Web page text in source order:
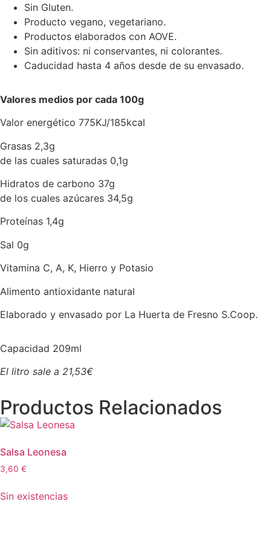
Sin Gluten.
Producto vegano, vegetariano.
Productos elaborados con AOVE.
Sin aditivos: ni conservantes, ni colorantes.
Caducidad hasta 4 años desde de su envasado.
Valores medios por cada 100g
Valor energético 775KJ/185kcal
Grasas 2,3g
de las cuales saturadas 0,1g
Hidratos de carbono 37g
de los cuales azúcares 34,5g
Proteínas 1,4g
Sal 0g
Vitamina C, A, K, Hierro y Potasio
Alimento antioxidante natural
Elaborado y envasado por La Huerta de Fresno S.Coop.
Capacidad 209ml
El litro sale a 21,53€
Productos Relacionados
Salsa Leonesa
3,60 €
Sin existencias